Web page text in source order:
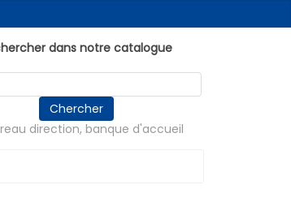
dans notre catalogue
Chercher
direction, banque d'accueil